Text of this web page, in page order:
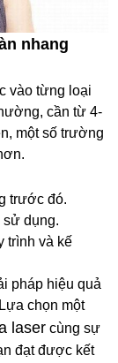
nhang
vào từng loại
cần từ 4-
một số trường
trước đó.
sử dụng.
trình và kế
pháp hiệu quả
chọn một
laser cùng sự
đạt được kết